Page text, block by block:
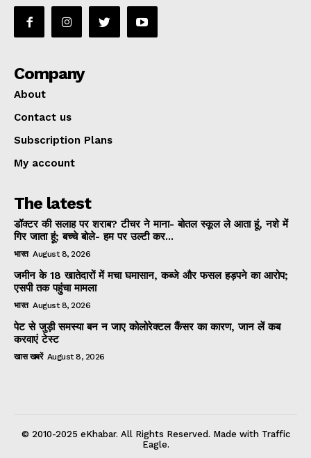
Company
About
Contact us
Subscription Plans
My account
The latest
डॉक्टर की सलाह पर शराब? टीचर ने माना- बोतल स्कूल ले आता हूं, नशे में
गिर जाता हूं; बच्चे बोले- हम पर उल्टी कर...
भारत August 8, 2026
जमीन के 18 खातेदारों में मचा घमासान, कब्जे और फसल हड़पने का आरोप;
एसपी तक पहुंचा मामला
भारत August 8, 2026
पेट से जुड़ी समस्या बन न जाए कोलोरेक्टल कैंसर का कारण, जान लें कब
करवाएं टेस्ट
खास खबरें August 8, 2026
© 2010-2025 eKhabar. All Rights Reserved. Made with Traffic
Eagle.